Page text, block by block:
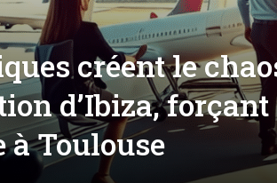
créent le
d’Ibiza,
à Toulouse